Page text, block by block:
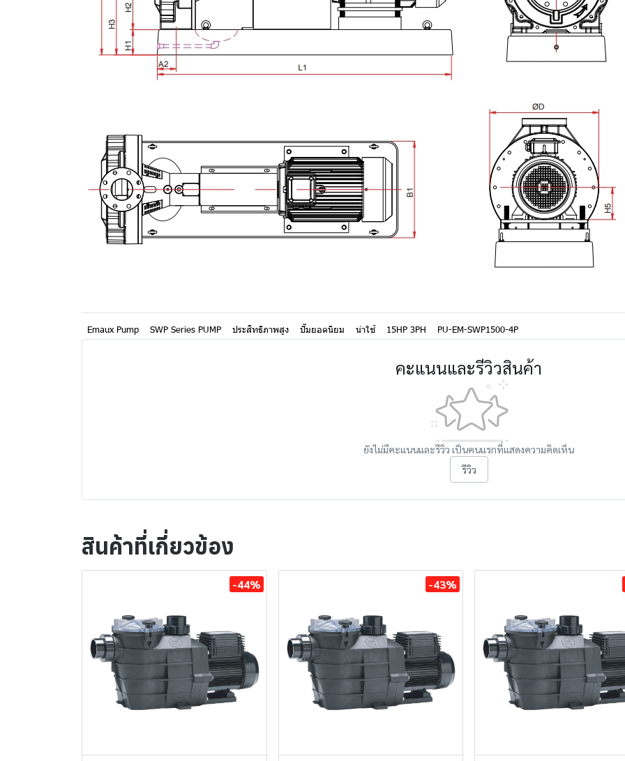
Emaux Pump SWP Series PUMP ประสิทธิภาพสูง ปั๊มยอดนิยม น่าใช้ 15HP 3PH PU-EM-SWP1500-4P
คะแนนและรีวิวสินค้า
ยังไม่มีคะแนนและรีวิว เป็นคนแรกที่แสดงความคิดเห็น
รีวิว
สินค้าที่เกี่ยวข้อง
-44% -43%